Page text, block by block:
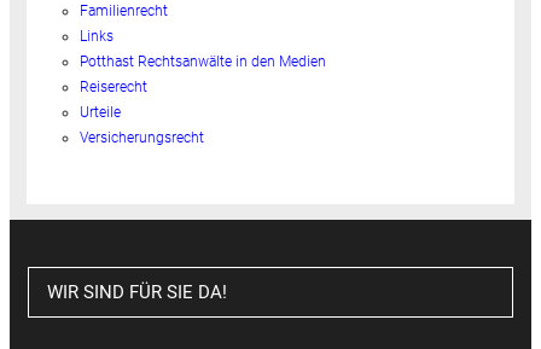
Familienrecht
Links
Potthast Rechtsanwälte in den Medien
Reiserecht
Urteile
Versicherungsrecht
WIR SIND FÜR SIE DA!